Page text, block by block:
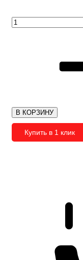
В КОРЗИНУ
Купить в 1 клик